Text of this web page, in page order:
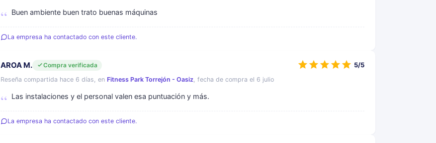
Buen ambiente buen trato buenas máquinas
La empresa ha contactado con este cliente.
AROA M.
Compra verificada
Reseña compartida hace 6 días, en Fitness Park Torrejón - Oasiz, fecha de compra el 6 julio
Las instalaciones y el personal valen esa puntuación y más.
5/5
La empresa ha contactado con este cliente.